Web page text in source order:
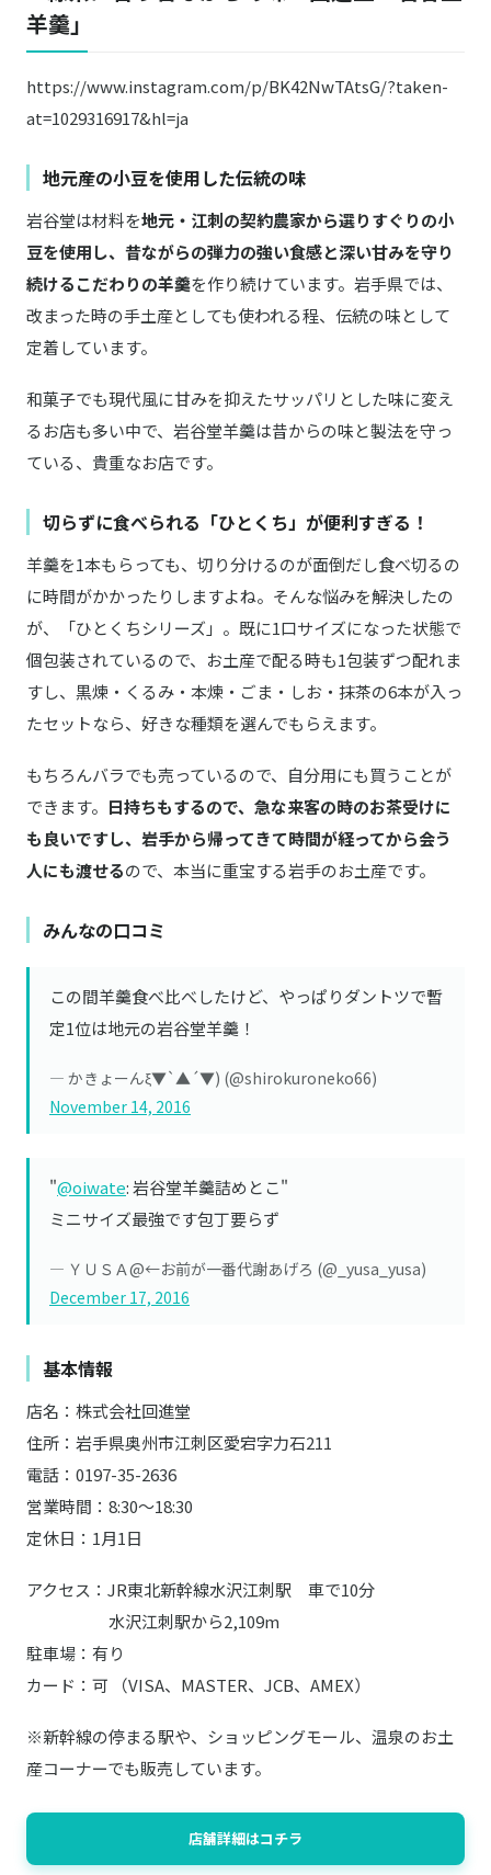
羊羹」
https://www.instagram.com/p/BK42NwTAtsG/?taken-
at=1029316917&hl=ja
地元産の小豆を使用した伝統の味
岩谷堂は材料を地元・江刺の契約農家から選りすぐりの小
豆を使用し、昔ながらの弾力の強い食感と深い甘みを守り
続けるこだわりの羊羹を作り続けています。岩手県では、
改まった時の手土産としても使われる程、伝統の味として
定着しています。
和菓子でも現代風に甘みを抑えたサッパリとした味に変え
るお店も多い中で、岩谷堂羊羹は昔からの味と製法を守っ
ている、貴重なお店です。
切らずに食べられる「ひとくち」が便利すぎる！
羊羹を1本もらっても、切り分けるのが面倒だし食べ切るの
に時間がかかったりしますよね。そんな悩みを解決したの
が、「ひとくちシリーズ」。既に1口サイズになった状態で
個包装されているので、お土産で配る時も1包装ずつ配れま
すし、黒煉・くるみ・本煉・ごま・しお・抹茶の6本が入っ
たセットなら、好きな種類を選んでもらえます。
もちろんバラでも売っているので、自分用にも買うことが
できます。 日持ちもするので、急な来客の時のお茶受けに
も良いですし、岩手から帰ってきて時間が経ってから会う
人にも渡せるので、本当に重宝する岩手のお土産です。
みんなの口コミ
この間羊羹食べ比べしたけど、やっぱりダントツで暫
定1位は地元の岩谷堂羊羹！
— かきょーんξ▼`▲´▼) (@shirokuroneko66)
November 14, 2016
"@oiwate: 岩谷堂羊羹詰めとこ"
ミニサイズ最強です包丁要らず
— ＹＵＳＡ@←お前が一番代謝あげろ (@_yusa_yusa)
December 17, 2016
基本情報
店名：株式会社回進堂
住所：岩手県奥州市江刺区愛宕字力石211
電話：0197-35-2636
営業時間：8:30～18:30
定休日：1月1日
アクセス：JR東北新幹線水沢江刺駅 車で10分
水沢江刺駅から2,109m
駐車場：有り
カード：可 （VISA、MASTER、JCB、AMEX）
※新幹線の停まる駅や、ショッピングモール、温泉のお土
産コーナーでも販売しています。
店舗詳細はコチラ